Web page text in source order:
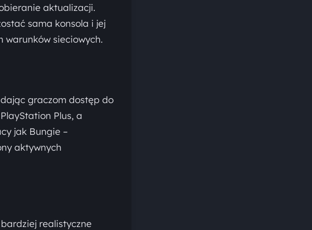
aktualizacji.
sama konsola i jej
warunków sieciowych.
graczom dostęp do
Plus, a
jak Bungie –
aktywnych
realistyczne